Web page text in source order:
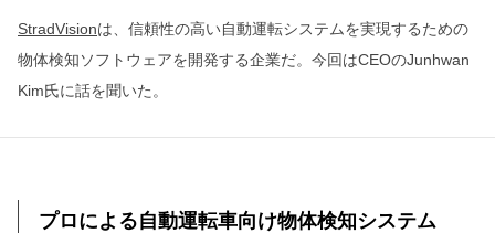
StradVisionは、信頼性の高い自動運転システムを実現するための
物体検知ソフトウェアを開発する企業だ。今回はCEOのJunhwan
Kim氏に話を聞いた。
プロによる自動運転車向け物体検知システム